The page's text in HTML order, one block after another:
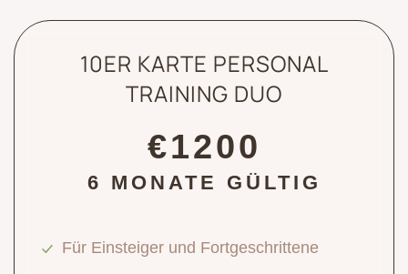
10ER KARTE PERSONAL
TRAINING DUO
€1200
6 MONATE GÜLTIG
Für Einsteiger und Fortgeschrittene